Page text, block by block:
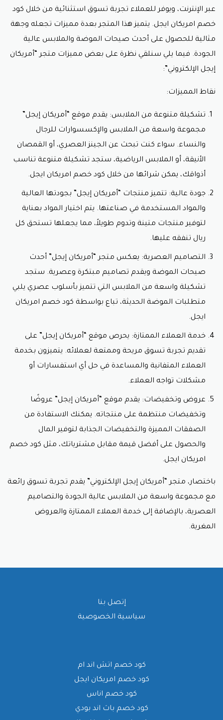
عبر الإنترنت، ويوفر للعملاء تجربة تسوق استثنائية من خلال كود
خصم امريكان ايجل. يتميز هذا المتجر بعدة مميزات تجعله وجهة
مثالية للحصول على أحدث صيحات الموضة والملابس عالية
الجودة. فيما يلي سنلقي نظرة على بعض مميزات متجر “أمريكان
إيجل الإلكتروني”:
نقاط المميزات:
تشكيلة متنوعة من الملابس: يقدم موقع “أمريكان إيجل”
مجموعة واسعة من الملابس والإكسسوارات للرجال
والنساء. سواء كنت تبحث عن الجينز العصري، أو القمصان
الأنيقة، أو الملابس الرياضية، ستجد تشكيلة متنوعة تناسب
أذواقك، يمكن شرائها من خلال كود خصم امريكان ايجل.
جودة عالية: تتميز منتجات “أمريكان إيجل” بجودتها العالية
والمواد المستخدمة في صناعتها. يتم اختيار المواد بعناية
لتوفير منتجات متينة وتدوم طويلاً، مما يجعلها تستحق كل
ريال تنفقه عليها.
التصاميم العصرية: يعكس متجر “أمريكان إيجل” أحدث
صيحات الموضة ويقدم تصاميم مبتكرة وعصرية. ستجد
تشكيلة واسعة من الملابس التي تتميز بأسلوب عصري يلبي
متطلبات الموضة الحديثة، تباع بواسطة كود خصم امريكان
ايجل.
خدمة العملاء الممتازة: يحرص موقع “أمريكان إيجل” على
تقديم تجربة تسوق مريحة وممتعة لعملائه. يتميزون بخدمة
العملاء المتفانية والمساعدة في حل أي استفسارات أو
مشكلات تواجه العملاء.
عروض وتخفيضات: يقدم موقع “أمريكان إيجل” عروضًا
وتخفيضات منتظمة على منتجاته. يمكنك الاستفادة من
الصفقات المميزة والتخفيضات الجذابة لتوفير المال
والحصول على أفضل قيمة مقابل مشترياتك، مثل كود خصم
امريكان ايجل.
باختصار، متجر “أمريكان إيجل الإلكتروني” يقدم تجربة تسوق رائعة
مع مجموعة واسعة من الملابس عالية الجودة والتصاميم
العصرية، بالإضافة إلى خدمة العملاء الممتازة والعروض
المغرية.
إتصل بنا
سياسية الخصوصية
كود خصم اتش اند ام
كود خصم امريكان ايجل
كود خصم اناس
كود خصم باث اند بودي